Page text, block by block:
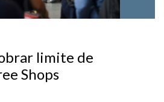
limite de
Shops